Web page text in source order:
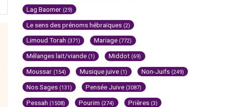
Lag Baomer (29)
Le sens des prénoms hébraïques (2)
Limoud Torah (371) Mariage (772)
Mélanges lait/viande (1) Middot (69)
Moussar (154) Musique juive (1) Non-Juifs (249)
Nos Sages (131) Pensée Juive (3087)
Pessah (1508) Pourim (274) Prières (3)